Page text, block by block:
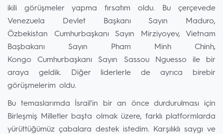
ikili görüşmeler yapma fırsatım oldu. Bu çerçevede
Venezuela Devlet Başkanı Sayın Maduro,
Özbekistan Cumhurbaşkanı Sayın Mirziyoyev, Vietnam
Başbakanı Sayın Pham Minh Chinh,
Kongo Cumhurbaşkanı Sayın Sassou Nguesso ile bir
araya geldik. Diğer liderlerle de ayrıca birebir
görüşmelerim oldu.
Bu temaslarımda İsrail'in bir an önce durdurulması için
Birleşmiş Milletler başta olmak üzere, farklı platformlarda
yürüttüğümüz çabalara destek istedim. Karşılıklı saygı ve